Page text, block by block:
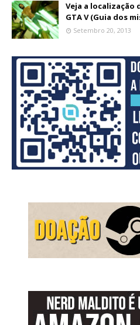
Veja a localização
GTA V (Guia dos
Setembro 20, 2013